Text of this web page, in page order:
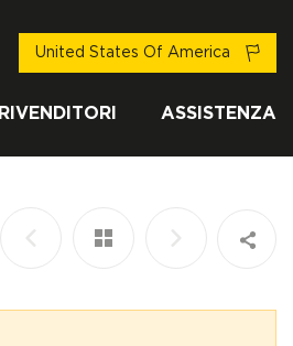
RIVENDITORI ASSISTENZA
United States Of America